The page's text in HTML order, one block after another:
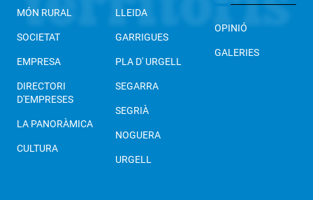
MÓN RURAL
SOCIETAT
EMPRESA
DIRECTORI
D'EMPRESES
LA PANORÀMICA
CULTURA
LLEIDA
GARRIGUES
PLA D' URGELL
SEGARRA
SEGRIÀ
NOGUERA
URGELL
OPINIÓ
GALERIES